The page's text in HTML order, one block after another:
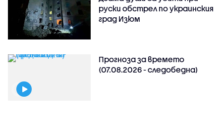
руски обстрeл по украинския
град Изюм
Прогноза за времето
(07.08.2026 - следобедна)